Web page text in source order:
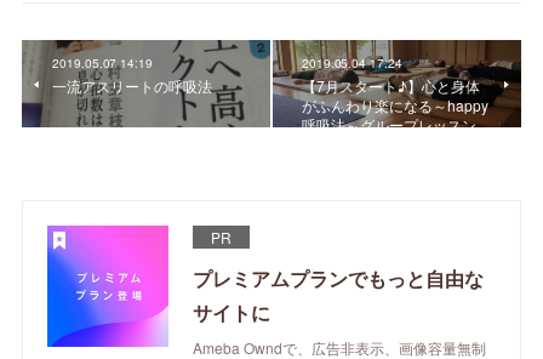
2019.05.07 14:19
一流アスリートの呼吸法
2019.05.04 17:24
【7月スタート♪】心と身体
がふんわり楽になる～happy
呼吸法～グループレッスン
PR
プレミアムプランでもっと自由な
サイトに
Ameba Owndで、広告非表示、画像容量無制